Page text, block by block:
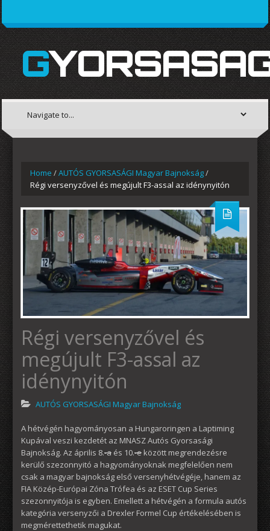
Home /AUTÓS GYORSASÁGI Magyar Bajnokság/
Régi versenyzővel és megújult F3-assal az idénynyitón
Régi versenyzővel és
megújult F3-assal az
idénynyitón
AUTÓS GYORSASÁGI Magyar Bajnokság
A hétvégén hagyományosan a Hungaroringen a Laptiming
Kupával veszi kezdetét az MNASZ Autós Gyorsasági
Bajnokság. Az április 8.-a és 10.-e között megrendezésre
kerülő szezonnyitó a hagyományoknak megfelelően nem
csak a magyar bajnokság első versenyhétvégéje, hanem az
FIA Közép-Európai Zóna Trófea és az ESET Cup Series
szezonnyitója is egyben. Emellett a hétvégén a formula autós
kategória versenyzői a Drexler Formel Cup értékelésében is
megmérettethetik magukat.